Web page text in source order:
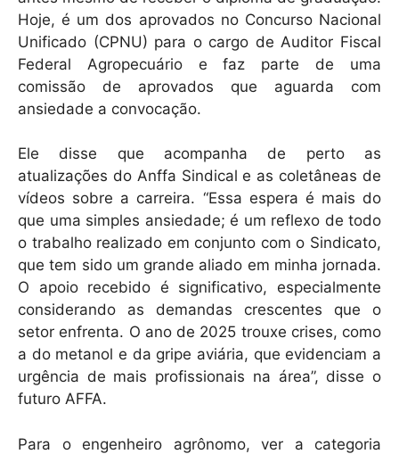
A
p
p
b
o
o
k
Hoje, é um dos aprovados no Concurso Nacional
Unificado (CPNU) para o cargo de Auditor Fiscal
Federal Agropecuário e faz parte de uma
comissão de aprovados que aguarda com
ansiedade a convocação.
Ele disse que acompanha de perto as
atualizações do Anffa Sindical e as coletâneas de
vídeos sobre a carreira. “Essa espera é mais do
que uma simples ansiedade; é um reflexo de todo
o trabalho realizado em conjunto com o Sindicato,
que tem sido um grande aliado em minha jornada.
O apoio recebido é significativo, especialmente
considerando as demandas crescentes que o
setor enfrenta. O ano de 2025 trouxe crises, como
a do metanol e da gripe aviária, que evidenciam a
urgência de mais profissionais na área”, disse o
futuro AFFA.
Para o engenheiro agrônomo, ver a categoria